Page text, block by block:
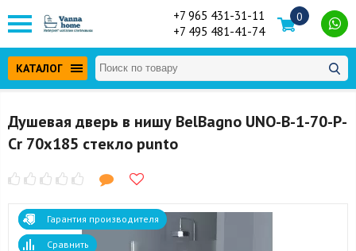
+7 965 431-31-11
+7 495 481-41-74
0
КАТАЛОГ
Душевая дверь в нишу BelBagno UNO-B-1-70-P-
Cr 70x185 стекло punto
Гарантия производителя
Сравнить